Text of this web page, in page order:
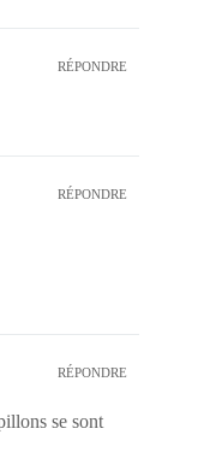
RÉPONDRE
RÉPONDRE
RÉPONDRE
se sont